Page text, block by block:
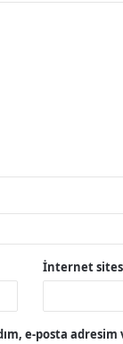
İnternet
e-posta adresim